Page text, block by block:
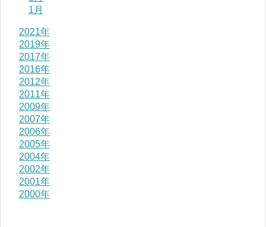
1月
2021年
2019年
2017年
2016年
2012年
2011年
2009年
2007年
2006年
2005年
2004年
2002年
2001年
2000年